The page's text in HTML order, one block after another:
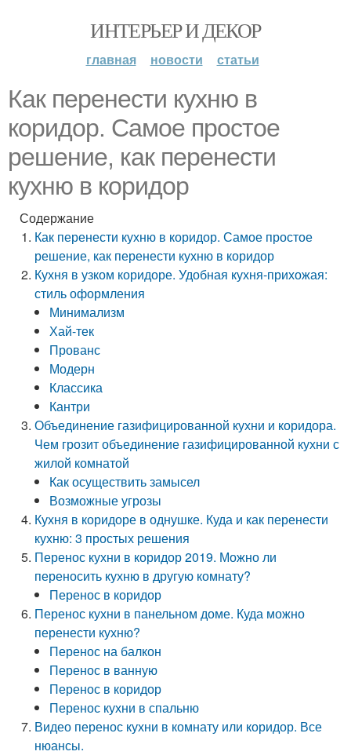
ИНТЕРЬЕР И ДЕКОР
главная новости статьи
Как перенести кухню в
коридор. Самое простое
решение, как перенести
кухню в коридор
Содержание
Как перенести кухню в коридор. Самое простое
решение, как перенести кухню в коридор
Кухня в узком коридоре. Удобная кухня-прихожая:
стиль оформления
Минимализм
Хай-тек
Прованс
Модерн
Классика
Кантри
Объединение газифицированной кухни и коридора.
Чем грозит объединение газифицированной кухни с
жилой комнатой
Как осуществить замысел
Возможные угрозы
Кухня в коридоре в однушке. Куда и как перенести
кухню: 3 простых решения
Перенос кухни в коридор 2019. Можно ли
переносить кухню в другую комнату?
Перенос в коридор
Перенос кухни в панельном доме. Куда можно
перенести кухню?
Перенос на балкон
Перенос в ванную
Перенос в коридор
Перенос кухни в спальню
Видео перенос кухни в комнату или коридор. Все
нюансы.